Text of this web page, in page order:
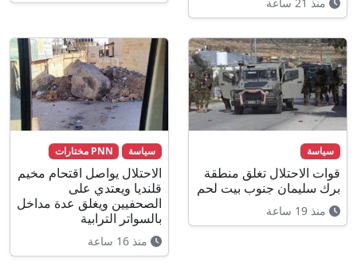
منذ 21 ساعة
سياسة
قوات الاحتلال تغلق منطقة
برك سليمان جنوب بيت لحم
منذ 19 ساعة
سياسة PNN مختارات
الاحتلال يواصل اقتحام مخيم
قلنديا ويعتدي على
الصحفيين ويغلق عدة مداخل
بالسواتر الترابية
منذ 16 ساعة